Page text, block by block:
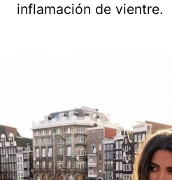
inflamación de vientre.